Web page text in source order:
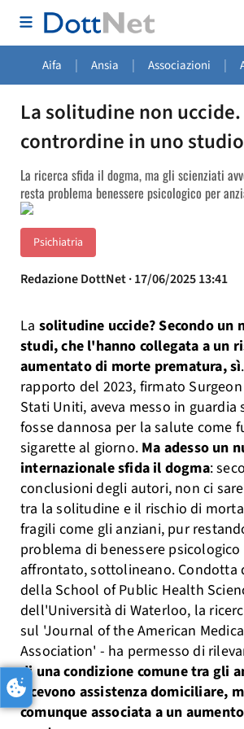
Aifa | Ansia | Associazioni |
La solitudine non
contrordine in uno studio
La ricerca sfida il dogma, ma gli scienziati
resta problema benessere psicologico per
Psichiatria
Redazione DottNet · 17/06/2025 13:41
La solitudine uccide? Secondo
studi, che l'hanno collegata a un
aumentato di morte prematura, sì
rapporto del 2023, firmato
Stati Uniti, aveva messo in guardia
fosse dannosa per la salute come
sigarette al giorno. Ma adesso un
internazionale sfida il dogma:
conclusioni degli autori, non ci
tra la solitudine e il rischio di
fragili come gli anziani, pur
problema di benessere psicologico
affrontato, sottolineano. Condotta
della School of Public Health
dell'Università di Waterloo, la
sul 'Journal of the American
Association' - ha permesso di
di una condizione comune tra gli
ricevono assistenza domiciliare,
comunque associata a un